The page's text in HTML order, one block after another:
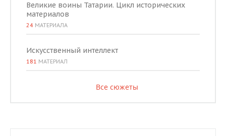
Великие воины Татарии. Цикл исторических
материалов
24 МАТЕРИАЛА
Искусственный интеллект
181 МАТЕРИАЛ
Все сюжеты